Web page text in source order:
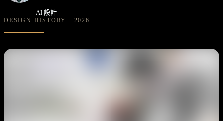
AI 設計
DESIGN HISTORY · 2026